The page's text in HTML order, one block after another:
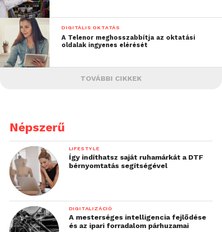
DIGITÁLIS OKTATÁS
A Telenor meghosszabbítja az oktatási
oldalak ingyenes elérését
TOVÁBBI CIKKEK
Népszerű
LIFESTYLE
Így indíthatsz saját ruhamárkát a DTF
bérnyomtatás segítségével
DIGITALIZÁCIÓ
A mesterséges intelligencia fejlődése
és az ipari forradalom párhuzamai